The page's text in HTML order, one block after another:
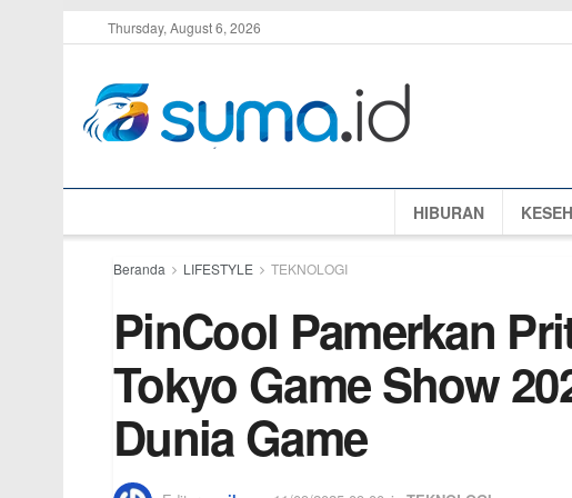
Thursday, August 6, 2026
HIBURAN
Beranda LIFESTYLE TEKNOLOGI
PinCool Pamerkan
Tokyo Game Show
Dunia Game